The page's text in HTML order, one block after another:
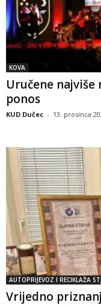
KOVA
Uručene najviše
ponos
KUD Dučec - 13. prosinca
AUTOPRIJEVOZ I RECIKLAŽA
Vrijedno